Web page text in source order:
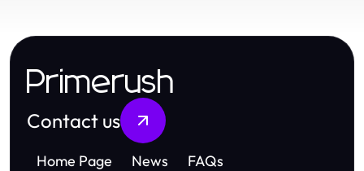
Primerush
Contact us
Home Page News FAQs